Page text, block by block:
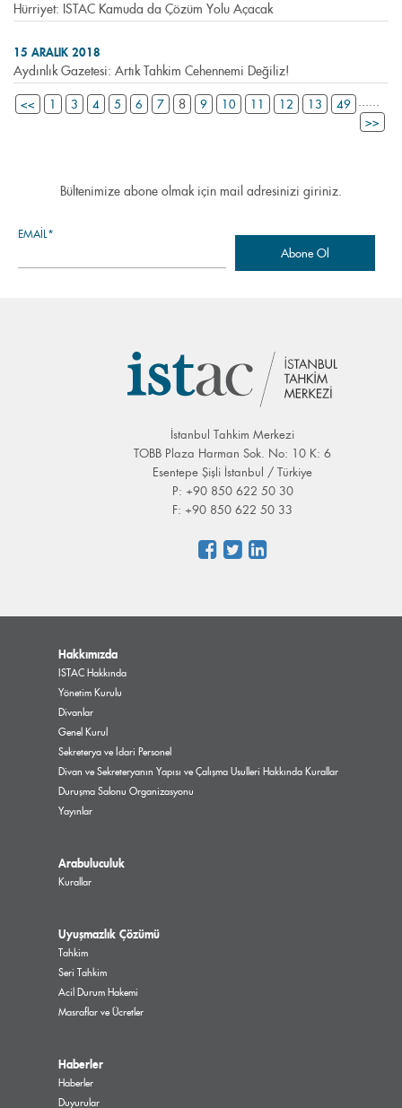
Hürriyet: ISTAC Kamuda da Çözüm Yolu Açacak
Aydınlık Gazetesi: Artık Tahkim Cehennemi Değiliz!
15 ARALIK 2018
<< 1 ...
3 4 5 6 7 8 9 10 11 12 13 ...
49
>>
Bültenimize abone olmak için mail adresinizi giriniz.
EMAIL*
İstanbul Tahkim Merkezi
TOBB Plaza Harman Sok. No: 10 K: 6
Esentepe Şişli İstanbul / Türkiye
P: +90 850 622 50 30
F: +90 850 622 50 33
Hakkımızda
ISTAC Hakkında
Yönetim Kurulu
Divanlar
Genel Kurul
Sekreterya ve İdari Personel
Divan ve Sekreteryanın Yapısı ve Çalışma Usulleri Hakkında Kurallar
Duruşma Salonu Organizasyonu
Yayınlar
Arabuluculuk
Kurallar
Uyuşmazlık Çözümü
Tahkim
Seri Tahkim
Acil Durum Hakemi
Masraflar ve Ücretler
Haberler
Haberler
Duyurular